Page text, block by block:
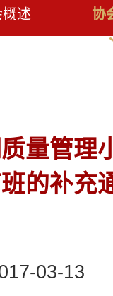
述 协
量管理
的补充
03-13